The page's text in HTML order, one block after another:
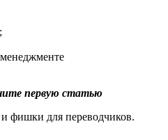
первую статью
фишки для переводчиков.